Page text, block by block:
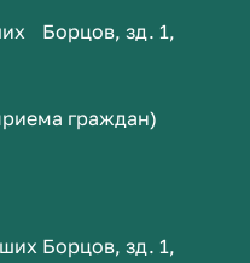
Борцов, зд. 1,
граждан)
Борцов, зд. 1,